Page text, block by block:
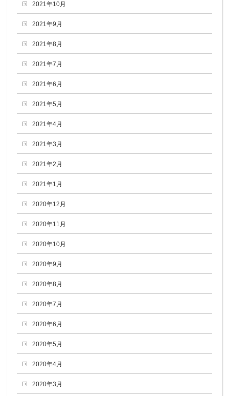
2021年10月
2021年9月
2021年8月
2021年7月
2021年6月
2021年5月
2021年4月
2021年3月
2021年2月
2021年1月
2020年12月
2020年11月
2020年10月
2020年9月
2020年8月
2020年7月
2020年6月
2020年5月
2020年4月
2020年3月